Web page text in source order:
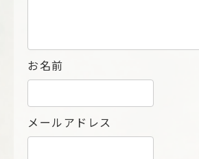
お名前
メールアドレス